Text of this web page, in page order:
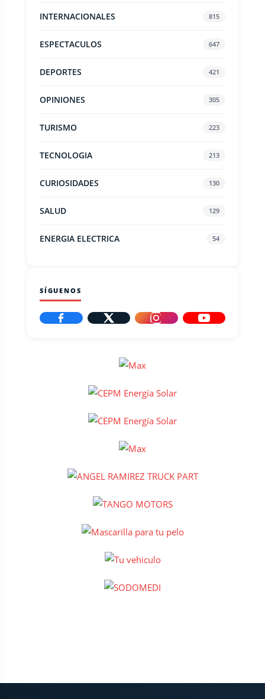
INTERNACIONALES 815
ESPECTACULOS 647
DEPORTES 421
OPINIONES 305
TURISMO 223
TECNOLOGIA 213
CURIOSIDADES 130
SALUD 129
ENERGIA ELECTRICA 54
SÍGUENOS